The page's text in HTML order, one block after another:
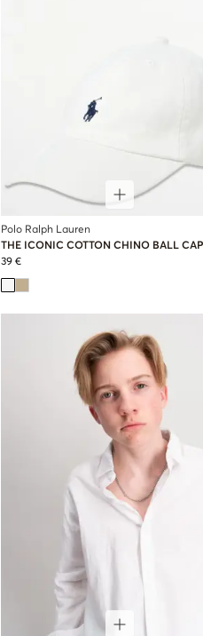
Polo Ralph Lauren
THE ICONIC COTTON CHINO BALL CAP
39 €